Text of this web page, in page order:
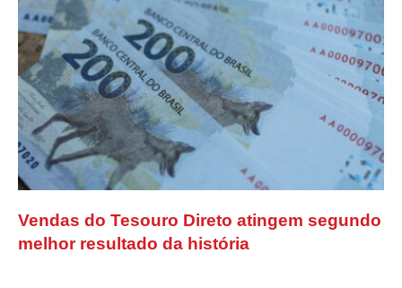
Vendas do Tesouro Direto atingem segundo
melhor resultado da história